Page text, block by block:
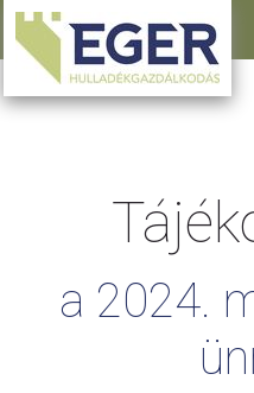
Szolgáltatások területenként
Ügyfélszolgálat
a 2024.